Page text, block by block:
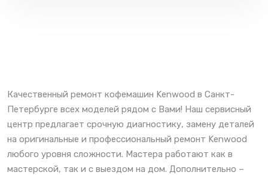
Качественный ремонт кофемашин Kenwood в Санкт-
Петербурге всех моделей рядом с Вами! Наш сервисный
центр предлагает срочную диагностику, замену деталей
на оригинальные и профессиональный ремонт Kenwood
любого уровня сложности. Мастера работают как в
мастерской, так и с выездом на дом. Дополнительно –